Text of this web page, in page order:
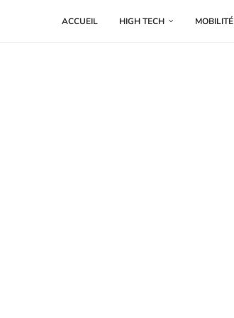
ACCUEIL HIGH TECH MOBILITÉ